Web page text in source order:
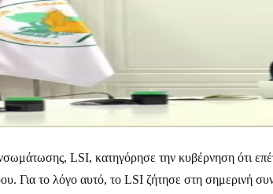
LSI, κατηγόρησε την κυβέρνηση ότι
Για το λόγο αυτό, το LSI ζήτησε στη σημερινή